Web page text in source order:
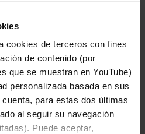
cookies de terceros con fines
de contenido (por
que se muestran en YouTube)
personalizada basada en sus
para estas dos últimas
al seguir su navegación
Puede aceptar,
. Únicamente te
cliente, activar Bizum y
obligación de traer
puedes traerla si